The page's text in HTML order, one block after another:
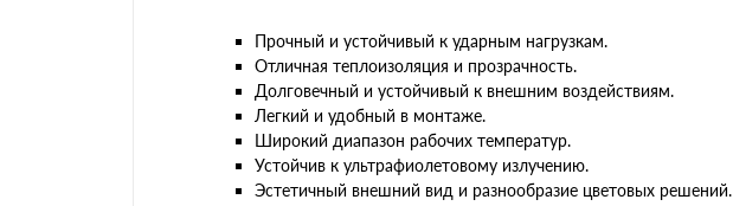
Прочный и устойчивый к ударным нагрузкам.
Отличная теплоизоляция и прозрачность.
Долговечный и устойчивый к внешним воздействиям.
Легкий и удобный в монтаже.
Широкий диапазон рабочих температур.
Устойчив к ультрафиолетовому излучению.
Эстетичный внешний вид и разнообразие цветовых решений.